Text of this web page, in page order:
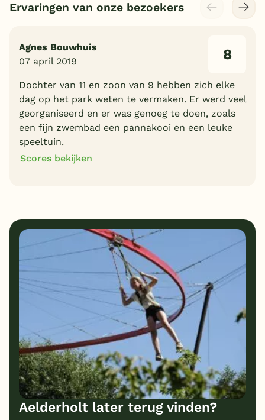
Ervaringen van onze bezoekers
Agnes Bouwhuis
07 april 2019
8
Dochter van 11 en zoon van 9 hebben zich elke
dag op het park weten te vermaken. Er werd veel
georganiseerd en er was genoeg te doen, zoals
een fijn zwembad een pannakooi en een leuke
speeltuin.
Scores bekijken
9
Aelderholt later terug vinden?